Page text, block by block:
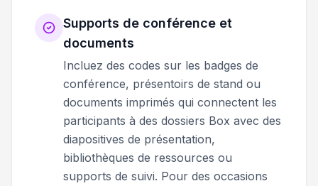
Supports de conférence et
documents
Incluez des codes sur les badges de
conférence, présentoirs de stand ou
documents imprimés qui connectent les
participants à des dossiers Box avec des
diapositives de présentation,
bibliothèques de ressources ou
supports de suivi. Pour des occasions